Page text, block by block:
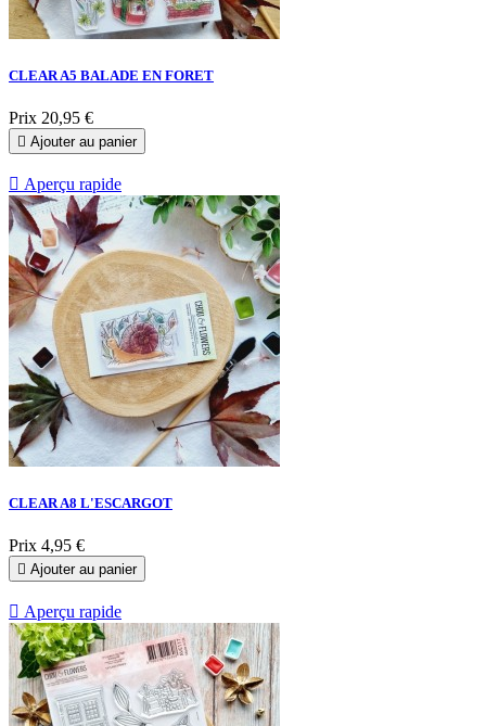
CLEAR A5 BALADE EN FORET
Prix 20,95 €
 Ajouter au panier
 Aperçu rapide
CLEAR A8 L'ESCARGOT
Prix 4,95 €
 Ajouter au panier
 Aperçu rapide